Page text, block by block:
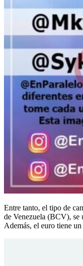
Entre tanto, el tipo de
de Venezuela (BCV), se
Además, el euro tiene